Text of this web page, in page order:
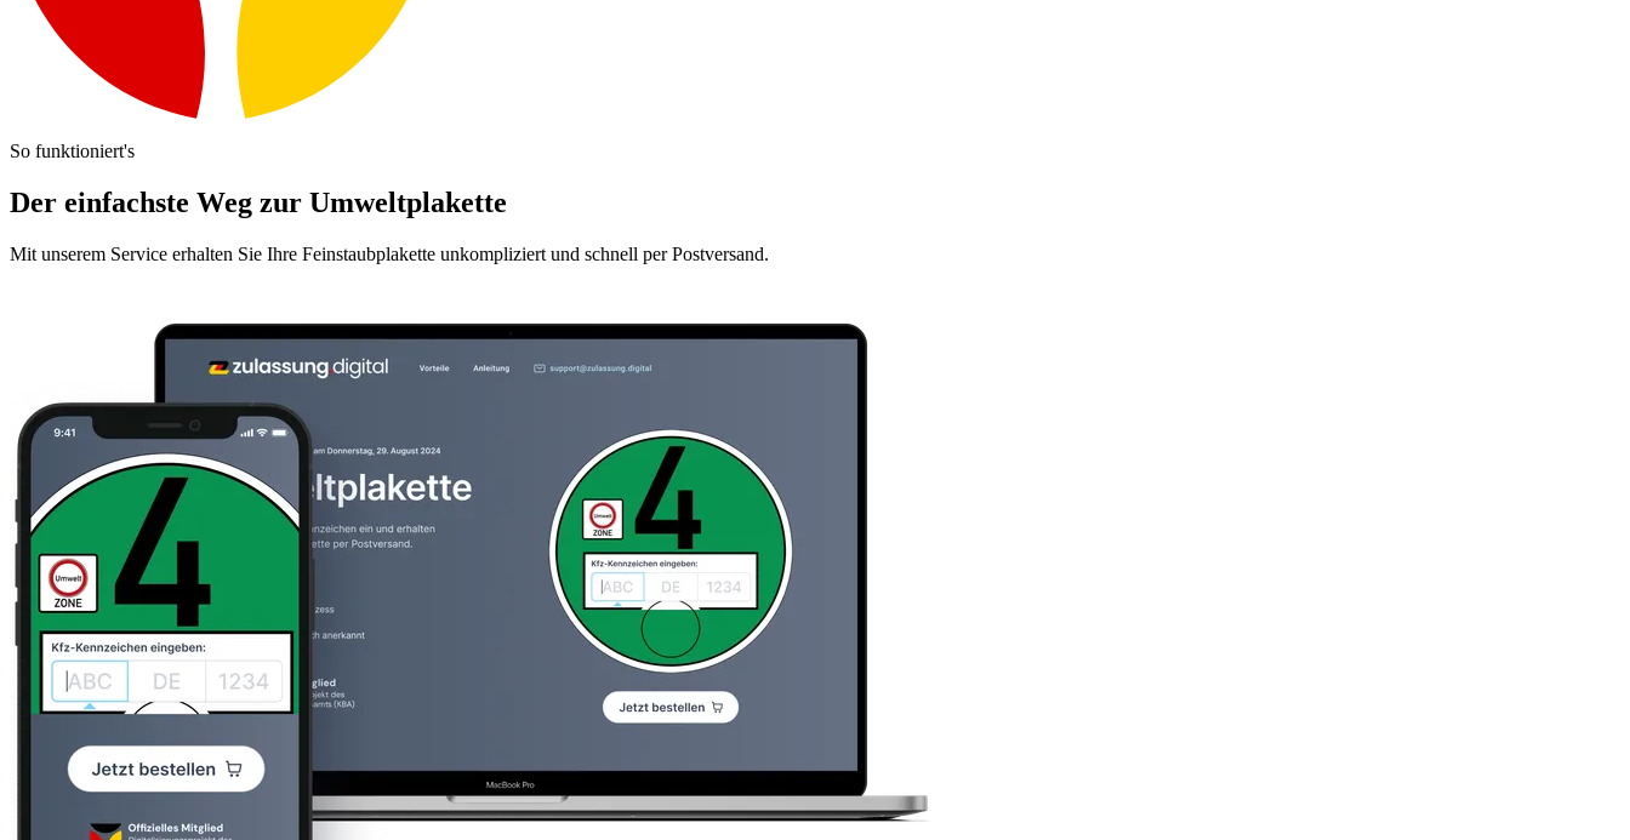
So funktioniert's
Der einfachste Weg zur Umweltplakette
Mit unserem Service erhalten Sie Ihre Feinstaubplakette unkompliziert und schnell per Postversand.